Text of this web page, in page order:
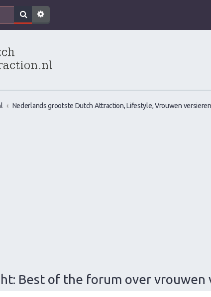
Nederlands grootste Dutch Attraction, Lifestyle, Vrouwen versieren
Best of the forum over